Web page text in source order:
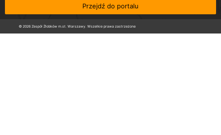
Przejdź do portalu
© 2026 Zespół Żłobków m.st. Warszawy. Wszelkie prawa zastrzeżone